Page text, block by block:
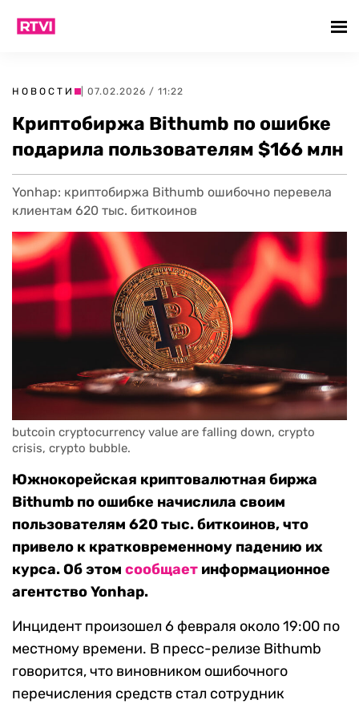
НОВОСТИ | 07.02.2026 / 11:22
Криптобиржа Bithumb по ошибке
подарила пользователям $166 млн
Yonhap: криптобиржа Bithumb ошибочно перевела
клиентам 620 тыс. биткоинов
butcoin cryptocurrency value are falling down, crypto
crisis, crypto bubble.
Южнокорейская криптовалютная биржа
Bithumb по ошибке начислила своим
пользователям 620 тыс. биткоинов, что
привело к кратковременному падению их
курса. Об этом сообщает информационное
агентство Yonhap.
Инцидент произошел 6 февраля около 19:00 по
местному времени. В пресс-релизе Bithumb
говорится, что виновником ошибочного
перечисления средств стал сотрудник